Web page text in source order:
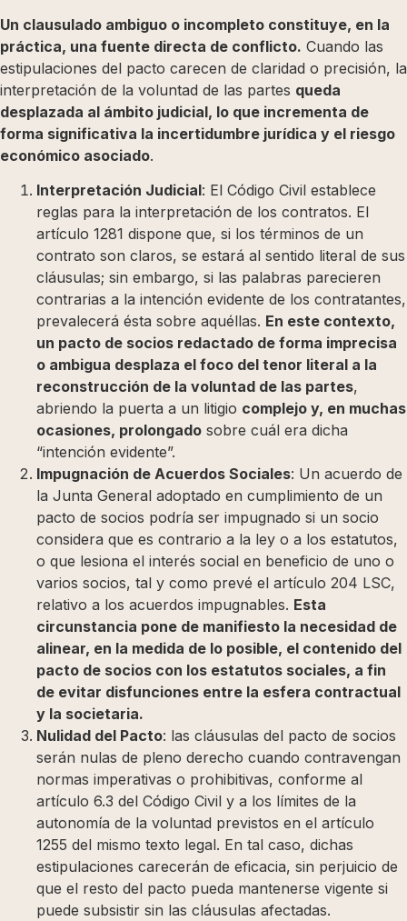
Un clausulado ambiguo o incompleto constituye, en la
práctica, una fuente directa de conflicto. Cuando las
estipulaciones del pacto carecen de claridad o precisión, la
interpretación de la voluntad de las partes queda
desplazada al ámbito judicial, lo que incrementa de
forma significativa la incertidumbre jurídica y el riesgo
económico asociado.
Interpretación Judicial: El Código Civil establece
reglas para la interpretación de los contratos. El
artículo 1281 dispone que, si los términos de un
contrato son claros, se estará al sentido literal de sus
cláusulas; sin embargo, si las palabras parecieren
contrarias a la intención evidente de los contratantes,
prevalecerá ésta sobre aquéllas. En este contexto,
un pacto de socios redactado de forma imprecisa
o ambigua desplaza el foco del tenor literal a la
reconstrucción de la voluntad de las partes,
abriendo la puerta a un litigio complejo y, en muchas
ocasiones, prolongado sobre cuál era dicha
“intención evidente”.
Impugnación de Acuerdos Sociales: Un acuerdo de
la Junta General adoptado en cumplimiento de un
pacto de socios podría ser impugnado si un socio
considera que es contrario a la ley o a los estatutos,
o que lesiona el interés social en beneficio de uno o
varios socios, tal y como prevé el artículo 204 LSC,
relativo a los acuerdos impugnables. Esta
circunstancia pone de manifiesto la necesidad de
alinear, en la medida de lo posible, el contenido del
pacto de socios con los estatutos sociales, a fin
de evitar disfunciones entre la esfera contractual
y la societaria.
Nulidad del Pacto: las cláusulas del pacto de socios
serán nulas de pleno derecho cuando contravengan
normas imperativas o prohibitivas, conforme al
artículo 6.3 del Código Civil y a los límites de la
autonomía de la voluntad previstos en el artículo
1255 del mismo texto legal. En tal caso, dichas
estipulaciones carecerán de eficacia, sin perjuicio de
que el resto del pacto pueda mantenerse vigente si
puede subsistir sin las cláusulas afectadas.